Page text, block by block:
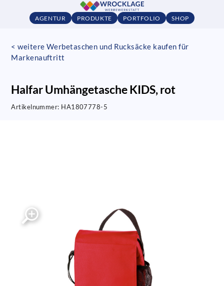
AGENTUR PRODUKTE PORTFOLIO SHOP
< weitere Werbetaschen und Rucksäcke kaufen für
Markenauftritt
Halfar Umhängetasche KIDS, rot
Artikelnummer: HA1807778-5